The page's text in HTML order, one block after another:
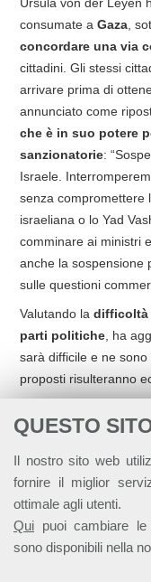
QUESTO
Il nostro sito web
fornire il miglior
ottimale agli utenti.
Qui puoi cambiare le
sono disponibili nella
consumate a Gaza ,
concordare una via
cittadini. Gli stessi
arrivare prima di
annunciato come
che è in suo potere
sanzionatorie:
Israele.
senza compromettere
israeliana o lo Yad
comminare ai ministri
anche la sospensione
sulle questioni
Valutando la difficoltà
parti politiche , ha
sarà difficile e ne
proposti risulteranno
prossimo sarà istituito
dedicato alla
processo due popoli
di New York
Sulla situazione